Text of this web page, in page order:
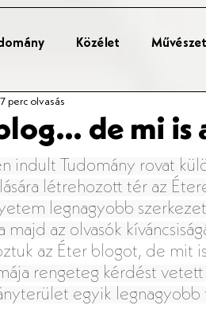
Közélet
Vitaest
de mi is
7 perc olvasás
indult Tudomány rovat
létrehozott tér az
legnagyobb
majd az olvasók
az Éter blogot, de mit
rengeteg kérdést
egyik legnagyobb